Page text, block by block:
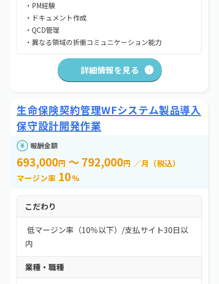
・PM経験
・ドキュメント作成
・QCD管理
・異なる領域の折衝コミュニケーション能力
詳細情報を見る
生命保険契約管理WFシステム製品導入
保守設計開発作業
報酬金額
693,000円 ～ 792,000円 ／月（税込）
マージン率 10%
こだわり
低マージン率（10％以下） /支払サイト30日以
内
業種・職種